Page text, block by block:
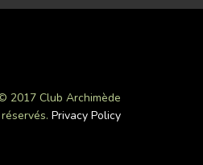
2017 Club Archimède
Privacy Policy